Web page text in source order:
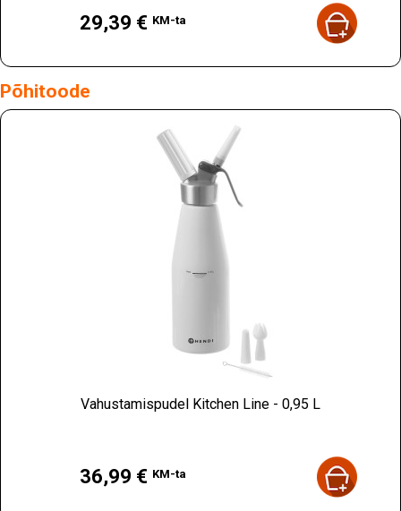
29,39 € KM-ta
Põhitoode
Vahustamispudel Kitchen Line - 0,95 L
36,99 € KM-ta